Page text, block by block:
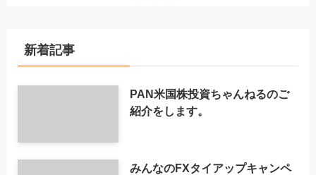
新着記事
PAN米国株投資ちゃんねるのご
紹介をします。
みんなのFXタイアップキャンペ